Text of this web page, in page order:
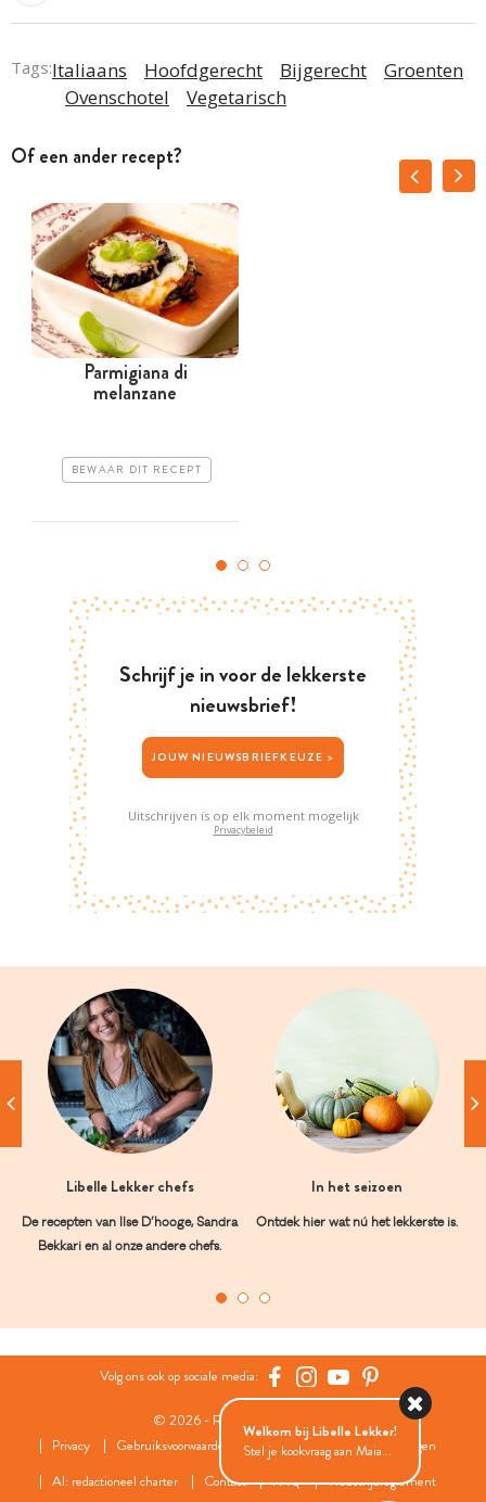
Tags:Italiaans Hoofdgerecht Bijgerecht
Groenten
Ovenschotel
Vegetarisch
Of een ander recept?
Parmigiana di
melanzane
BEWAAR DIT RECEPT
Schrijf je in voor de lekkerste
nieuwsbrief!
JOUW NIEUWSBRIEFKEUZE >
Uitschrijven is op elk moment mogelijk
Privacybeleid
Libelle Lekker chefs
De recepten van Ilse D’hooge, Sandra
Bekkari en al onze andere chefs.
In het seizoen
Ontdek hier wat nú het lekkerste is.
Volg ons ook op sociale media:
© 2026 - Roularta Media Group
Privacy
Gebruiksvoorwaarden Cookies
Cookies instellingen
AI: redactioneel charter
Contact FAQ Wedstrijdreglement
Welkom bij Libelle Lekker!
Stel je kookvraag aan Maia...